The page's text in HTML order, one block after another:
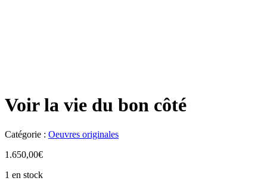
Voir la vie du bon côté
Catégorie : Oeuvres originales
1.650,00€
1 en stock